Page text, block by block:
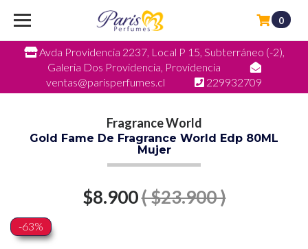
Avda Providencia 2237, Local P 15, Subterráneo (-2),
Galeria Dos Providencia, Providencia
ventas@parisperfumes.cl
229932709
0
Fragrance World
Gold Fame De Fragrance World Edp 80ML
Mujer
$8.900( $23.900 )
-63%